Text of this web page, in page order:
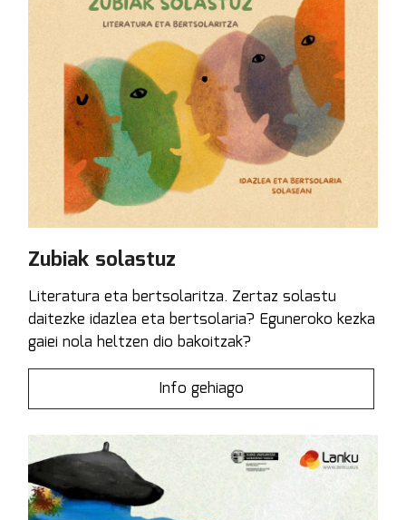
Zubiak solastuz
Literatura eta bertsolaritza. Zertaz solastu
daitezke idazlea eta bertsolaria? Eguneroko kezka
gaiei nola heltzen dio bakoitzak?
Info gehiago